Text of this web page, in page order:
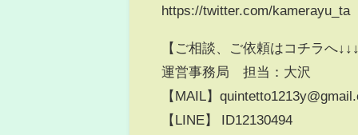
https://twitter.com/kamerayu_ta
【ご相談、ご依頼はコチラへ
運営事務局 担当：大沢
【MAIL】
【LINE】 ID12130494